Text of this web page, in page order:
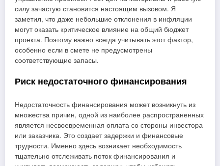
силу зачастую становится настоящим вызовом. Я
заметил, что даже небольшие отклонения в инфляции
могут оказать критическое влияние на общий бюджет
проекта. Поэтому важно всегда учитывать этот фактор,
особенно если в смете не предусмотрены
соответствующие запасы.
Риск недостаточного финансирования
Недостаточность финансирования может возникнуть из
множества причин, одной из наиболее распространенных
является несвоевременная оплата со стороны инвестора
или заказчика. Это создает задержки и финансовые
трудности. Именно здесь возникает необходимость
тщательно отслеживать поток финансирования и